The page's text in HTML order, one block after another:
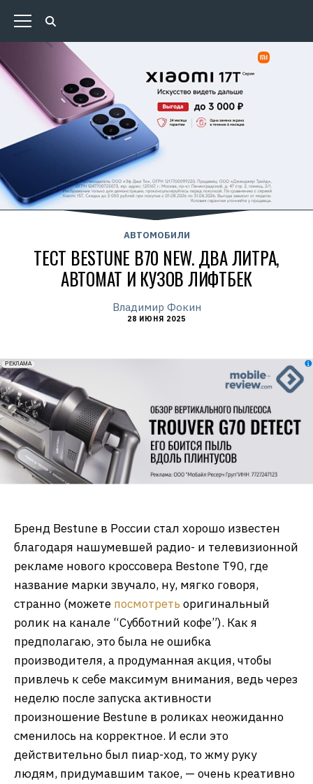
АВТОМОБИЛИ
ТЕСТ BESTUNE B70 NEW. ДВА ЛИТРА,
АВТОМАТ И КУЗОВ ЛИФТБЕК
Владимир Фокин
28 ИЮНЯ 2025
erid: 2VfnxxmNzs5
РЕКЛАМА
Бренд Bestune в России стал хорошо известен
благодаря нашумевшей радио- и телевизионной
рекламе нового кроссовера Bestone T90, где
название марки звучало, ну, мягко говоря,
странно (можете посмотреть оригинальный
ролик на канале “Субботний кофе”). Как я
предполагаю, это была не ошибка
производителя, а продуманная акция, чтобы
привлечь к себе максимум внимания, ведь через
неделю после запуска активности
произношение Bestune в роликах неожиданно
сменилось на корректное. И если это
действительно был пиар-ход, то жму руку
людям, придумавшим такое, — очень креативно